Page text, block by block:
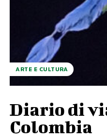
ARTE E CULTURA
Diario di
Colombia